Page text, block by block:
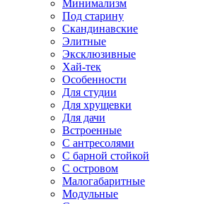
Минимализм
Под старину
Скандинавские
Элитные
Эксклюзивные
Хай-тек
Особенности
Для студии
Для хрущевки
Для дачи
Встроенные
С антресолями
С барной стойкой
С островом
Малогабаритные
Модульные